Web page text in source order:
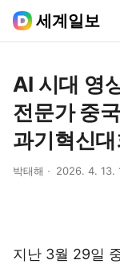
세계일보
AI 시대 영
전문가 중
과기혁신
박태해 2026. 4. 13.
지난 3월 29일